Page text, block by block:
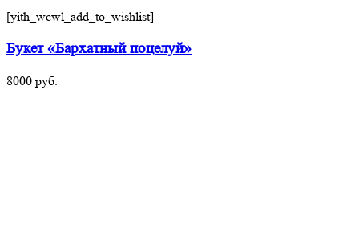
[yith_wcwl_add_to_wishlist]
Букет «Бархатный поцелуй»
8000 руб.